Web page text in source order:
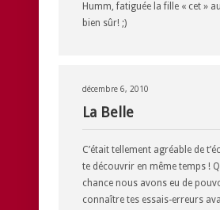
Humm, fatiguée la fille « cet »
bien sûr! ;)
décembre 6, 2010
La Belle
C’était tellement agréable de
te découvrir en même temps !
chance nous avons eu de
connaître tes essais-erreurs